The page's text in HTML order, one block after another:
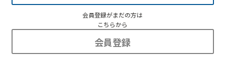
会員登録がまだの方は
こちらから
会員登録